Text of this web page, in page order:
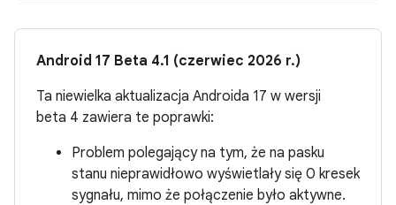
Android 17 Beta 4.1 (czerwiec 2026 r.)
Ta niewielka aktualizacja Androida 17 w wersji
beta 4 zawiera te poprawki:
Problem polegający na tym, że na pasku
stanu nieprawidłowo wyświetlały się 0 kresek
sygnału, mimo że połączenie było aktywne.